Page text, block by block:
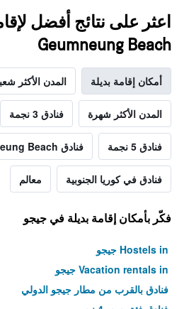
اعثر على نتائج أفضل
Geumneung Beach
أمكان إقامة بديلة المدن الأكثر
المدن الأكثر شهرة فنادق 3 نجمة
فنادق 5 نجمة فنادق Geumneung Beach الرائجة
فنادق في كوريا الجنوبية معالم
فكّر بأمكان إقامة بديلة في جيجو
Hostels in جيجو
Vacation rentals in جيجو
فنادق بالقرب من مطار جيجو الدولي